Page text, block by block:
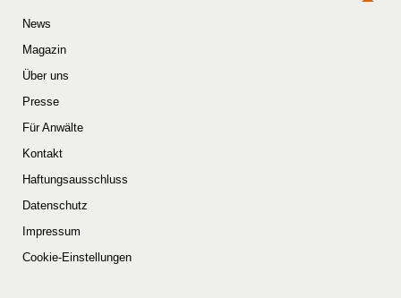
News
Magazin
Über uns
Presse
Für Anwälte
Kontakt
Haftungsausschluss
Datenschutz
Impressum
Cookie-Einstellungen